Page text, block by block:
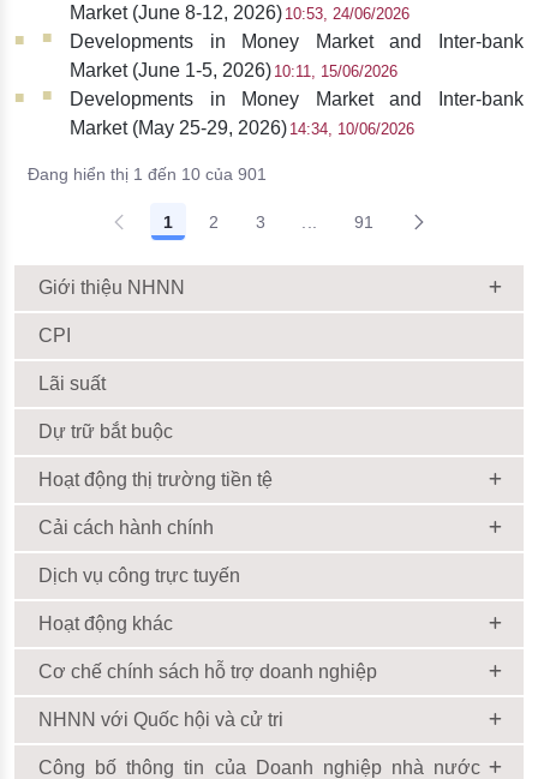
Market (June 8-12, 2026) 10:53, 24/06/2026
Developments in Money Market and Inter-bank
Market (June 1-5, 2026) 10:11, 15/06/2026
Developments in Money Market and Inter-bank
Market (May 25-29, 2026) 14:34, 10/06/2026
Đang hiển thị 1 đến 10 của 901
1 2 3 91
Giới thiệu NHNN
CPI
Lãi suất
Dự trữ bắt buộc
Hoạt động thị trường tiền tệ
Cải cách hành chính
Dịch vụ công trực tuyến
Hoạt động khác
Cơ chế chính sách hỗ trợ doanh nghiệp
NHNN với Quốc hội và cử tri
Công bố thông tin của Doanh nghiệp nhà nước